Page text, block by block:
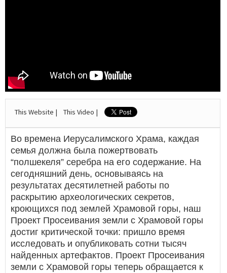
This Website | This Video |
Во времена Иерусалимского Храма, каждая
семья должна была пожертвовать
“полшекеля” серебра на его содержание. На
сегодняшний день, основываясь на
результатах десятилетней работы по
раскрытию археологических секретов,
кроющихся под землей Храмовой горы, наш
Проект Просеивания земли с Храмовой горы
достиг критической точки: пришло время
исследовать и опубликовать сотни тысяч
найденных артефактов. Проект Просеивания
земли с Храмовой горы теперь обращается к